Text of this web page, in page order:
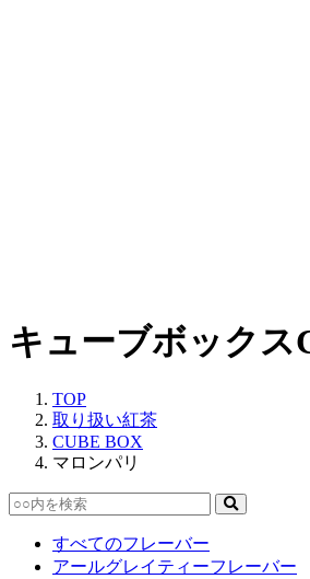
キューブボックス
TOP
取り扱い紅茶
CUBE BOX
マロンパリ
すべてのフレーバー
アールグレイティーフレーバー